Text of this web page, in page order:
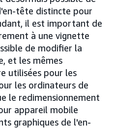
tête distincte pour
il est important de
à une vignette
de modifier la
et les mêmes
utilisées pour les
les ordinateurs de
le redimensionnement
appareil mobile
graphiques de l'en-